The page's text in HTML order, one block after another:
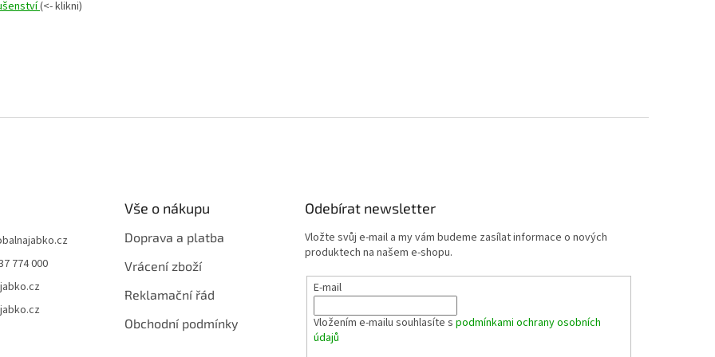
(<- klikni)
774 000
Vše o nákupu
Doprava a platba
Vrácení zboží
Reklamační řád
Obchodní podmínky
Odebírat newsletter
Vložte svůj e-mail a my vám budeme zasílat informace o nových
produktech na našem e-shopu.
E-mail
Vložením e-mailu souhlasíte spodmínkami ochrany osobních
údajů